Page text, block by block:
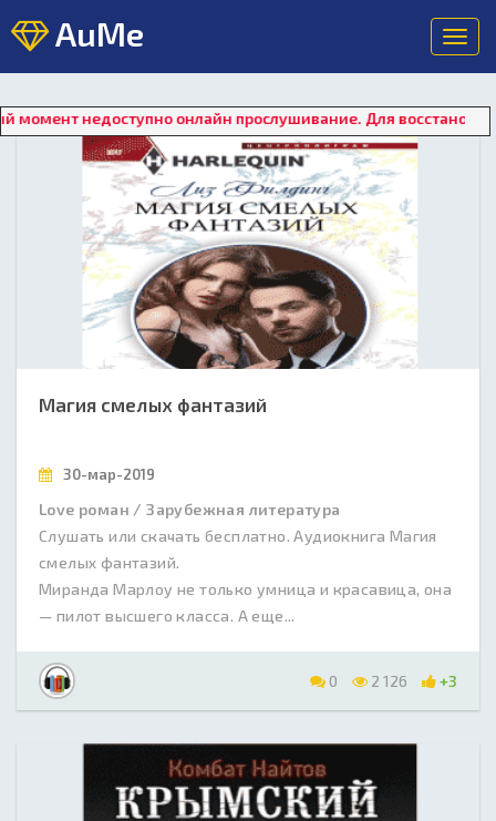
AuMe
онлайн прослушивание. Для восстановления
Магия смелых фантазий
30-мар-2019
Love роман / Зарубежная литература
Слушать или скачать бесплатно. Аудиокнига Магия
смелых фантазий.
Миранда Марлоу не только умница и красавица, она
— пилот высшего класса. А еще...
0 2 126 +3